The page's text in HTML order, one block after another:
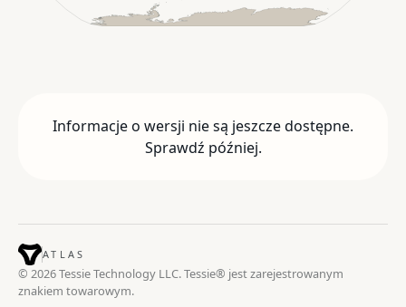
Informacje o wersji nie są jeszcze dostępne.
Sprawdź później.
ATLAS
© 2026 Tessie Technology LLC. Tessie® jest zarejestrowanym
znakiem towarowym.